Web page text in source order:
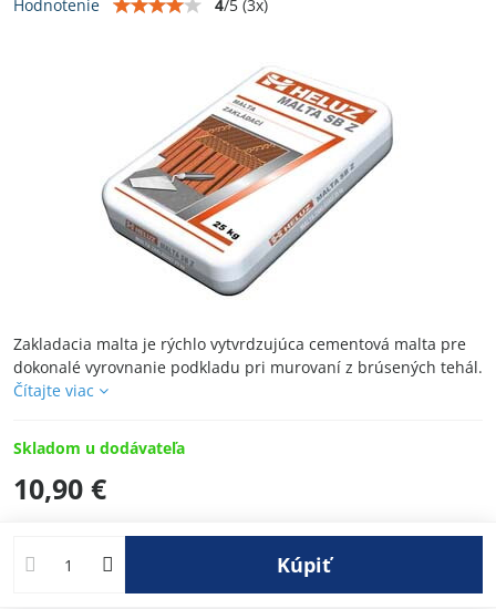
Hodnotenie 4/5 (3x)
Zakladacia malta je rýchlo vytvrdzujúca cementová malta pre
dokonalé vyrovnanie podkladu pri murovaní z brúsených tehál.
Čítajte viac
Skladom u dodávateľa
10,90 €
Kúpiť